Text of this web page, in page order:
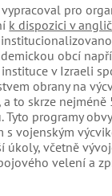
pro
k dispozici v
obcí
v Izraeli
obrany na
to skrze nejméně
Tyto programy
s vojenským
úkoly, včetně
velení a